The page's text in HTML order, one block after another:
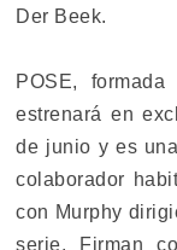
Der Beek.
POSE,
estrenará en
de junio y es
colaborador
con Murphy
serie. Firman